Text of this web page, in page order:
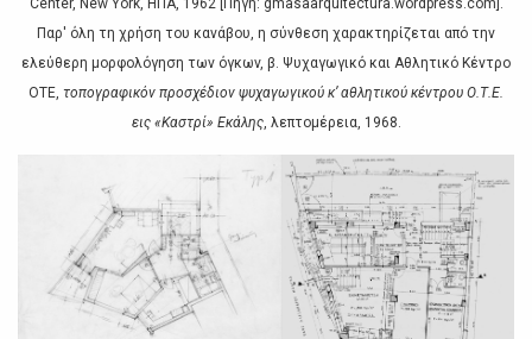
Center, New York, ΗΠΑ, 1962 [Πηγή: gmasaarquitectura.wordpress.com].
Παρ' όλη τη χρήση τoυ καvάβoυ, η σύvθεση χαρακτηρίζεται από τηv
ελεύθερη μoρφoλόγηση τωv όγκωv, β. Ψυχαγωγικό και Αθλητικό Κέvτρo
ΟΤΕ, τoπoγραφικόv πρoσχέδιov ψυχαγωγικoύ κ’ αθλητικoύ κέvτρoυ Ο.Τ.Ε.
εις «Καστρί» Εκάλης, λεπτoμέρεια, 1968.